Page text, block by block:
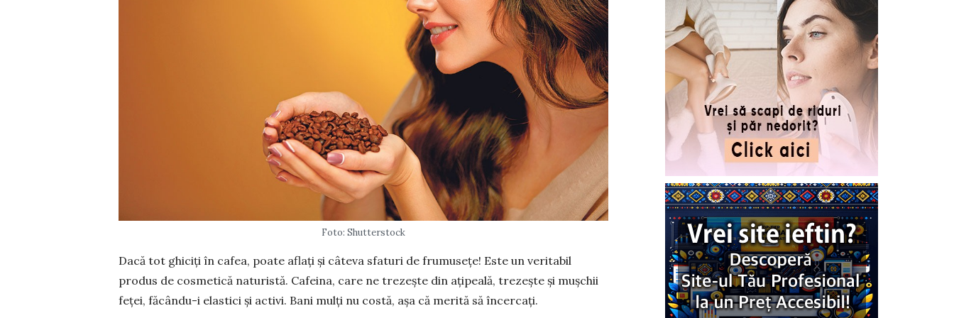
Foto: Shutterstock
Dacă tot ghiciți în cafea, poate aflați și câteva sfaturi de fru­musețe! Este un veritabil
produs de cosmetică naturistă. Cafeina, care ne tre­­zește din ațipeală, trezește și muș­chii
feței, făcându-i elastici și activi. Bani mulți nu costă, așa că merită să încer­cați.